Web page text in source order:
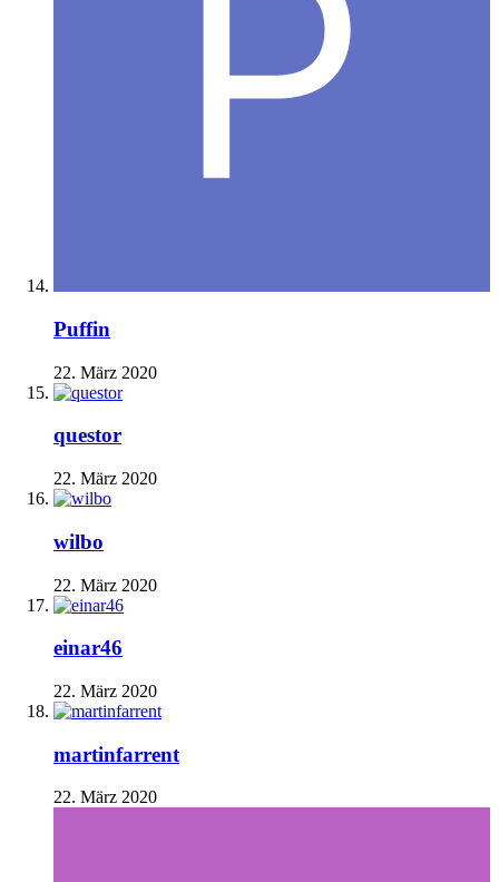
Puffin
22. März 2020
questor
22. März 2020
wilbo
22. März 2020
einar46
22. März 2020
martinfarrent
22. März 2020